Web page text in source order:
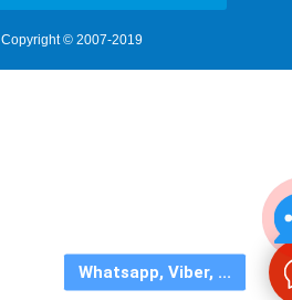
Whatsapp, Viber, ...
Copyright © 2007-2019